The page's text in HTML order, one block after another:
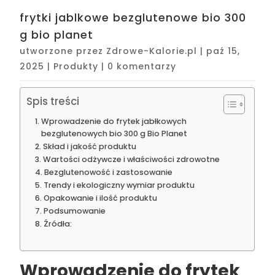
frytki jablkowe bezglutenowe bio 300
g bio planet
utworzone przez Zdrowe-Kalorie.pl | paź 15,
2025 | Produkty | 0 komentarzy
Spis treści
Wprowadzenie do frytek jabłkowych
bezglutenowych bio 300 g Bio Planet
Skład i jakość produktu
Wartości odżywcze i właściwości zdrowotne
Bezglutenowość i zastosowanie
Trendy i ekologiczny wymiar produktu
Opakowanie i ilość produktu
Podsumowanie
Źródła: